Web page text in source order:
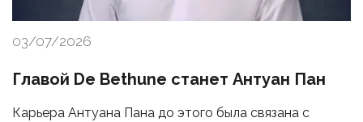
03/07/2026
Главой De Bethune станет Антуан Пан
Карьера Антуана Пана до этого была связана с